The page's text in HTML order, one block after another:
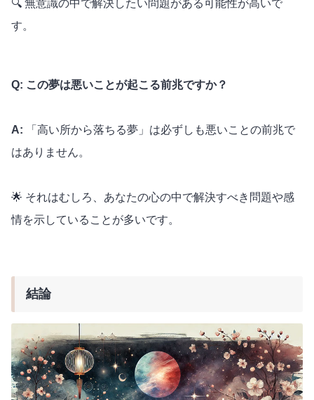
🔍 無意識の中で解決したい問題がある可能性が高いで
す。
Q: この夢は悪いことが起こる前兆ですか？
A:
「高い所から落ちる夢」は必ずしも悪いことの前兆で
はありません。
🌟 それはむしろ、あなたの心の中で解決すべき問題や感
情を示していることが多いです。
結論